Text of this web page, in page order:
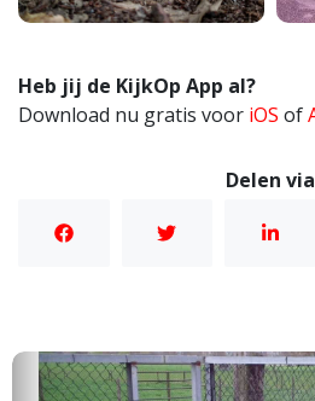
Heb jij de KijkOp App al?
Download nu gratis voor iOS of
Delen via